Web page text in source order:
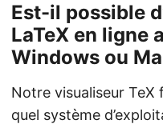
Est-il possible
LaTeX en ligne
Windows ou
Notre visualiseur TeX
quel système